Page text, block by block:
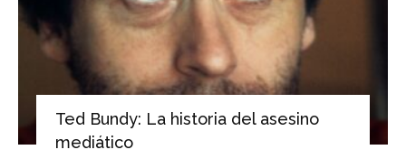
Ted Bundy: La historia del asesino
mediático